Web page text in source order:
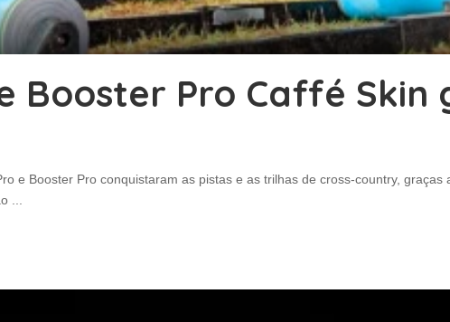
Booster Pro Caffé Skin
e Booster Pro conquistaram as pistas e as trilhas de cross-country, graças
...